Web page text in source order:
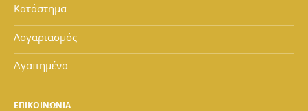
Κατάστημα
Λογαριασμός
Αγαπημένα
ΕΠΙΚΟΙΝΩΝΙΑ